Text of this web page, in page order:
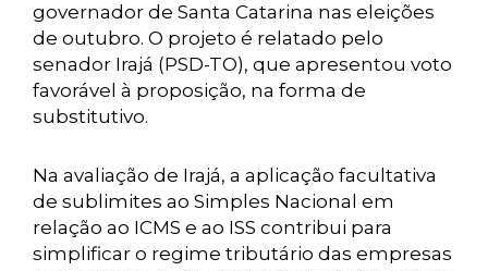
governador de Santa Catarina nas eleições
de outubro. O projeto é relatado pelo
senador Irajá (PSD-TO), que apresentou voto
favorável à proposição, na forma de
substitutivo.
Na avaliação de Irajá, a aplicação facultativa
de sublimites ao Simples Nacional em
relação ao ICMS e ao ISS contribui para
simplificar o regime tributário das empresas